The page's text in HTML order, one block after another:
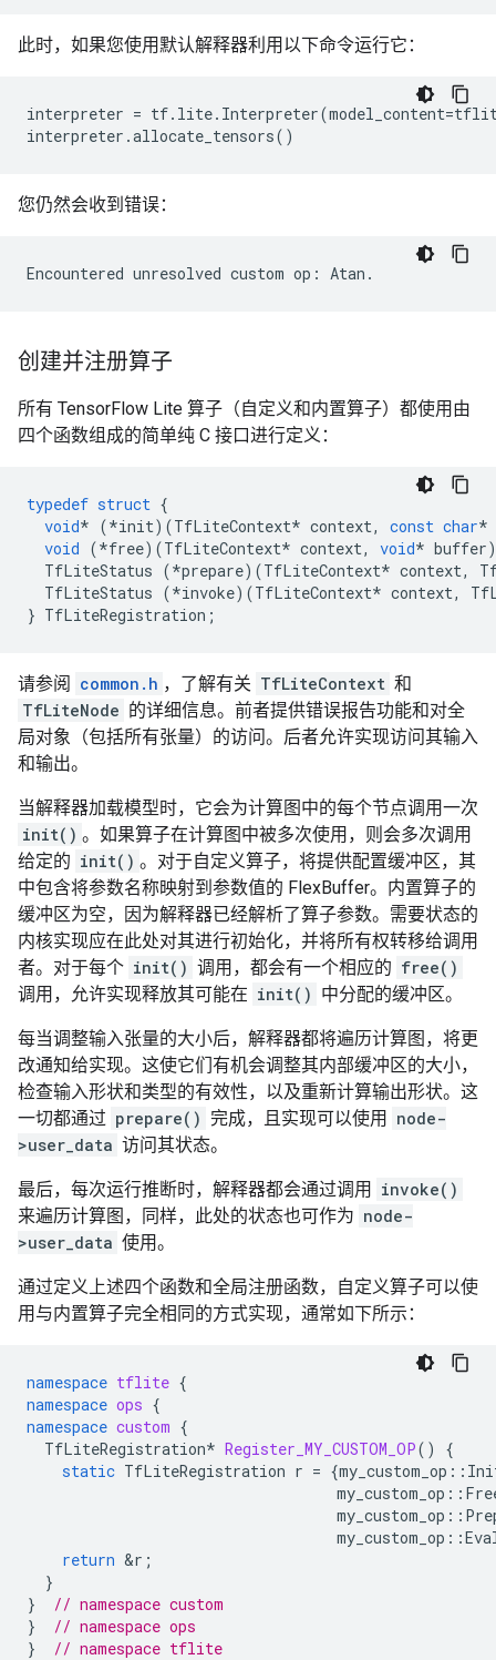
此时，如果您使用默认解释器利用以下命令运行它：
interpreter = tf. lite. Interpreter(model_content=
interpreter .allocate_tensors()
您仍然会收到错误：
创建并注册算子
所有 TensorFlow Lite 算子（自定义和内置算子）都使用由
四个函数组成的简单纯 C 接口进行定义：
typedef struct {
void* (*init)(TfLiteContext* context, const char*
void (*free)(TfLiteContext* context, void* buffer
TfLiteStatus (*prepare)(TfLiteContext* context,
TfLiteStatus (*invoke)(TfLiteContext* context,
} TfLiteRegistration ;
请参阅 common.h ，了解有关 TfLiteContext 和
TfLiteNode 的详细信息。前者提供错误报告功能和对全
局对象（包括所有张量）的访问。后者允许实现访问其输入
和输出。
当解释器加载模型时，它会为计算图中的每个节点调用一次
init() 。如果算子在计算图中被多次使用，则会多次调用
给定的 init() 。对于自定义算子，将提供配置缓冲区，其
中包含将参数名称映射到参数值的 FlexBuffer。内置算子的
缓冲区为空，因为解释器已经解析了算子参数。需要状态的
内核实现应在此处对其进行初始化，并将所有权转移给调用
者。对于每个 init() 调用，都会有一个相应的 free()
调用，允许实现释放其可能在 init() 中分配的缓冲区。
每当调整输入张量的大小后，解释器都将遍历计算图，将更
改通知给实现。这使它们有机会调整其内部缓冲区的大小，
检查输入形状和类型的有效性，以及重新计算输出形状。这
一切都通过 prepare() 完成，且实现可以使用
node-
>user_data 访问其状态。
最后，每次运行推断时，解释器都会通过调用
invoke()
来遍历计算图，同样，此处的状态也可作为 node-
>user_data 使用。
通过定义上述四个函数和全局注册函数，自定义算子可以使
用与内置算子完全相同的方式实现，通常如下所示：
namespace tflite {
namespace ops {
namespace custom {
TfLiteRegistration* Register_MY_CUSTOM_OP()
{
static TfLiteRegistration r = {my_custom_op ::
my_custom_op ::
my_custom_op ::
my_custom_op ::
return &r ;
}
}
// namespace custom
}
// namespace ops
}
// namespace tflite